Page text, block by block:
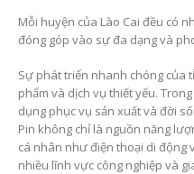
Mỗi huyện của Lào Cai đều có
đóng góp vào sự đa dạng và
Sự phát triển nhanh chóng của
phẩm và dịch vụ thiết yếu.
dụng phục vụ sản xuất và đời
Pin không chỉ là nguồn năng
cá nhân như điện thoại di động
nhiều lĩnh vực công nghiệp và